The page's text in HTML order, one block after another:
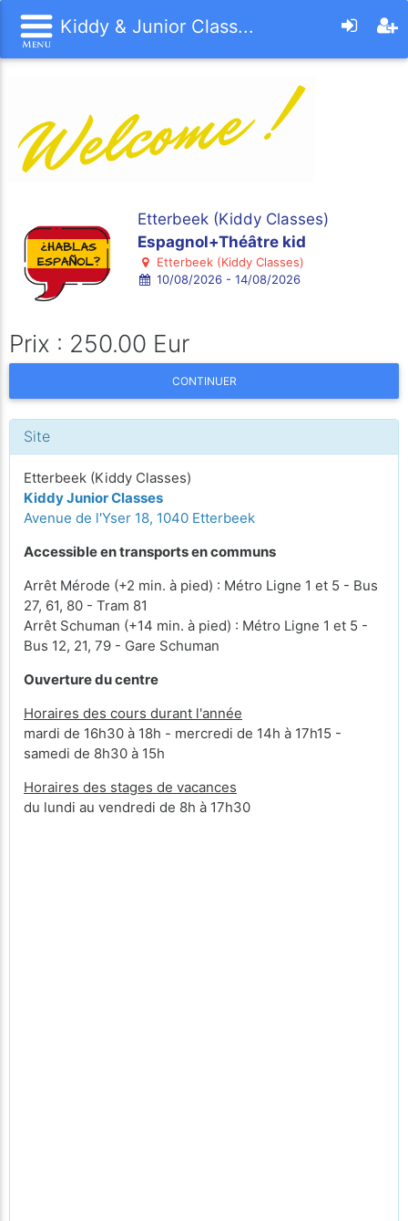
Kiddy & Junior Class...
Etterbeek (Kiddy Classes)
Espagnol+Théâtre kid
Etterbeek (Kiddy Classes)
10/08/2026 - 14/08/2026
Prix : 250.00 Eur
CONTINUER
Site
Etterbeek (Kiddy Classes)
Kiddy Junior Classes
Avenue de l'Yser 18, 1040 Etterbeek
Accessible en transports en communs
Arrêt Mérode (+2 min. à pied) : Métro Ligne 1 et 5 - Bus
27, 61, 80 - Tram 81
Arrêt Schuman (+14 min. à pied) : Métro Ligne 1 et 5 -
Bus 12, 21, 79 - Gare Schuman
Ouverture du centre
Horaires des cours durant l'année
mardi de 16h30 à 18h - mercredi de 14h à 17h15 -
samedi de 8h30 à 15h
Horaires des stages de vacances
du lundi au vendredi de 8h à 17h30